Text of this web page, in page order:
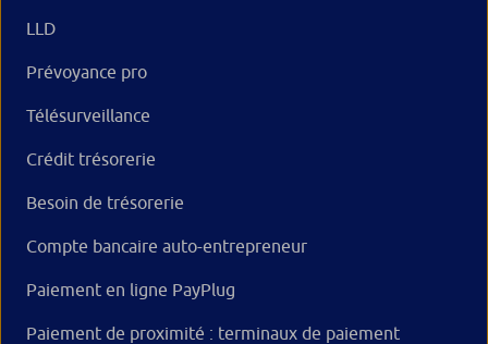
LLD
Prévoyance pro
Télésurveillance
Crédit trésorerie
Besoin de trésorerie
Compte bancaire auto-entrepreneur
Paiement en ligne PayPlug
Paiement de proximité : terminaux de paiement